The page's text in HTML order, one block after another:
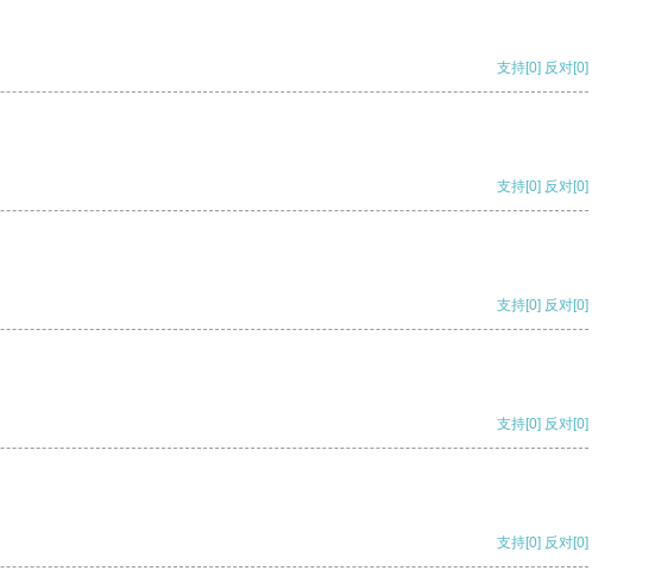
支持[0] 反对[0]
支持[0] 反对[0]
支持[0] 反对[0]
支持[0] 反对[0]
支持[0] 反对[0]